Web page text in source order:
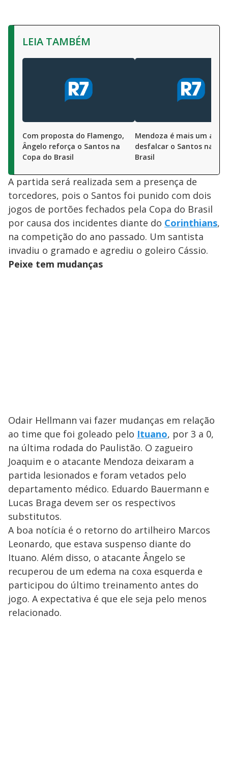
LEIA TAMBÉM
Com proposta do Flamengo,
Ângelo reforça o Santos na
Copa do Brasil
Mendoza é mais um a
desfalcar o Santos na
Brasil
A partida será realizada sem a presença de
torcedores, pois o Santos foi punido com dois
jogos de portões fechados pela Copa do Brasil
por causa dos incidentes diante do Corinthians,
na competição do ano passado. Um santista
invadiu o gramado e agrediu o goleiro Cássio.
Peixe tem mudanças
Odair Hellmann vai fazer mudanças em relação
ao time que foi goleado pelo Ituano, por 3 a 0,
na última rodada do Paulistão. O zagueiro
Joaquim e o atacante Mendoza deixaram a
partida lesionados e foram vetados pelo
departamento médico. Eduardo Bauermann e
Lucas Braga devem ser os respectivos
substitutos.
A boa notícia é o retorno do artilheiro Marcos
Leonardo, que estava suspenso diante do
Ituano. Além disso, o atacante Ângelo se
recuperou de um edema na coxa esquerda e
participou do último treinamento antes do
jogo. A expectativa é que ele seja pelo menos
relacionado.